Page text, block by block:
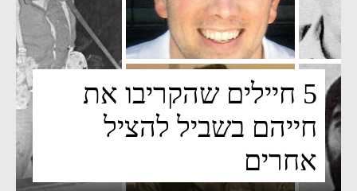
5 חיילים שהקריבו את
חייהם בשביל להציל
אחרים